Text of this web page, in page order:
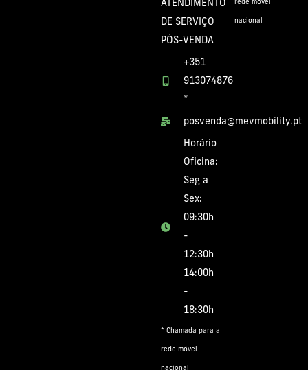
ATENDIMENTO
DE SERVIÇO
PÓS-VENDA
+351
913074876
*
posvenda@mevmobility.pt
Horário
Oficina:
Seg a
Sex:
09:30h
-
12:30h
14:00h
-
18:30h
* Chamada para a
rede móvel
nacional
rede móvel
nacional